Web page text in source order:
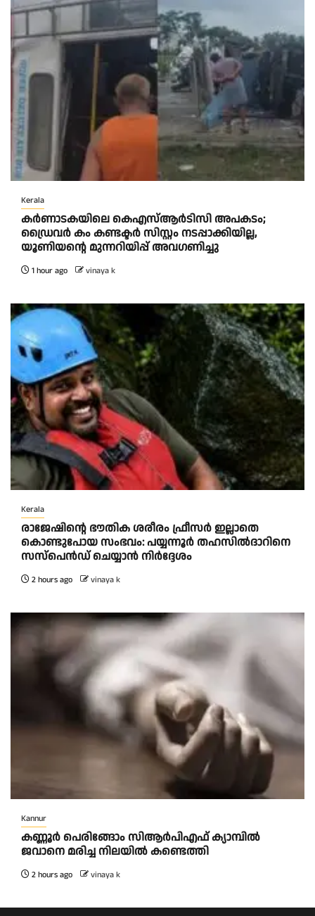
Kerala
കര്‍ണാടകയിലെ കെഎസ്ആര്‍ടിസി അപകടം;
ഡ്രൈവര്‍ കം കണ്ടക്ടര്‍ സിസ്റ്റം നടപ്പാക്കിയില്ല,
യൂണിയന്റെ മുന്നറിയിപ്പ് അവഗണിച്ചു
1 hour ago vinaya k
Kerala
രാജേഷിന്റെ ഭൗതിക ശരീരം ഫ്രീസർ ഇല്ലാതെ
കൊണ്ടുപോയ സംഭവം: പയ്യന്നൂർ തഹസിൽദാറിനെ
സസ്പെൻഡ് ചെയ്യാൻ നിർദ്ദേശം
2 hours ago vinaya k
Kannur
കണ്ണൂർ പെരിങ്ങോം സിആർപിഎഫ് ക്യാമ്പിൽ
ജവാനെ മരിച്ച നിലയിൽ കണ്ടെത്തി
2 hours ago vinaya k